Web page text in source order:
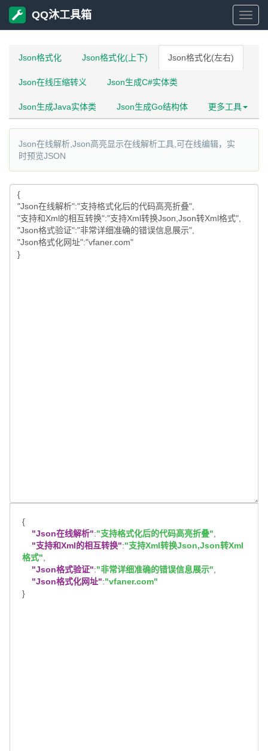
QQ
QQ沐工具箱
Json格式化 Json格式化(上下) Json格式化(左右)
Json在线压缩转义 Json生成C#实体类
Json生成Java实体类 Json生成Go结构体 更多工具
Json在线解析,Json高亮显示在线解析工具,可在线编辑，实
时预览JSON
{
"Json在线解析":"支持格式化后的代码高亮折叠"
"支持和Xml的相互转换":"支持Xml转换Json,Json转Xml
格式"
"Json格式验证":"非常详细准确的错误信息展示"
"Json格式化网址":"vfaner.com"
}